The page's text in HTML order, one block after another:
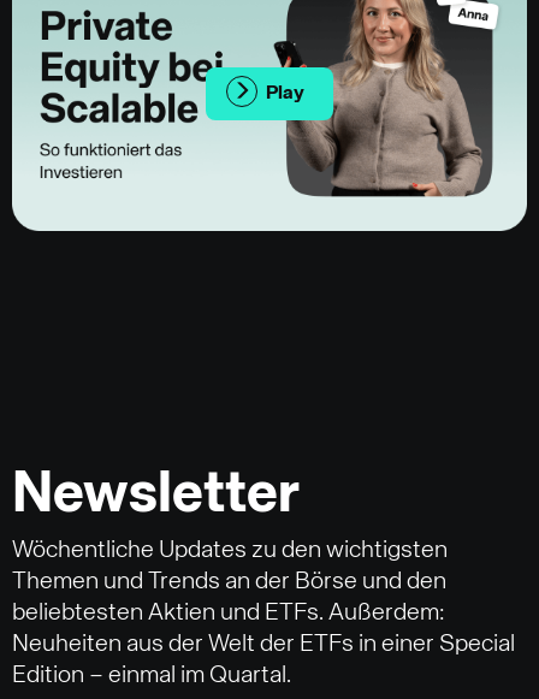
Play
Newsletter
Wöchentliche Updates zu den wichtigsten
Themen und Trends an der Börse und den
beliebtesten Aktien und ETFs. Außerdem:
Neuheiten aus der Welt der ETFs in einer Special
Edition – einmal im Quartal.